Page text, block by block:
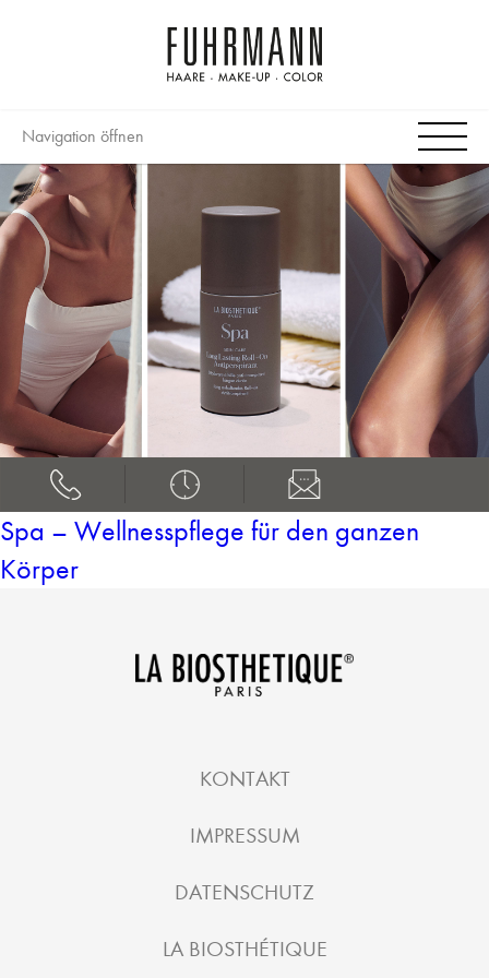
Navigation öffnen
Spa – Wellnesspflege für den ganzen
Körper
KONTAKT
IMPRESSUM
DATENSCHUTZ
LA BIOSTHÉTIQUE